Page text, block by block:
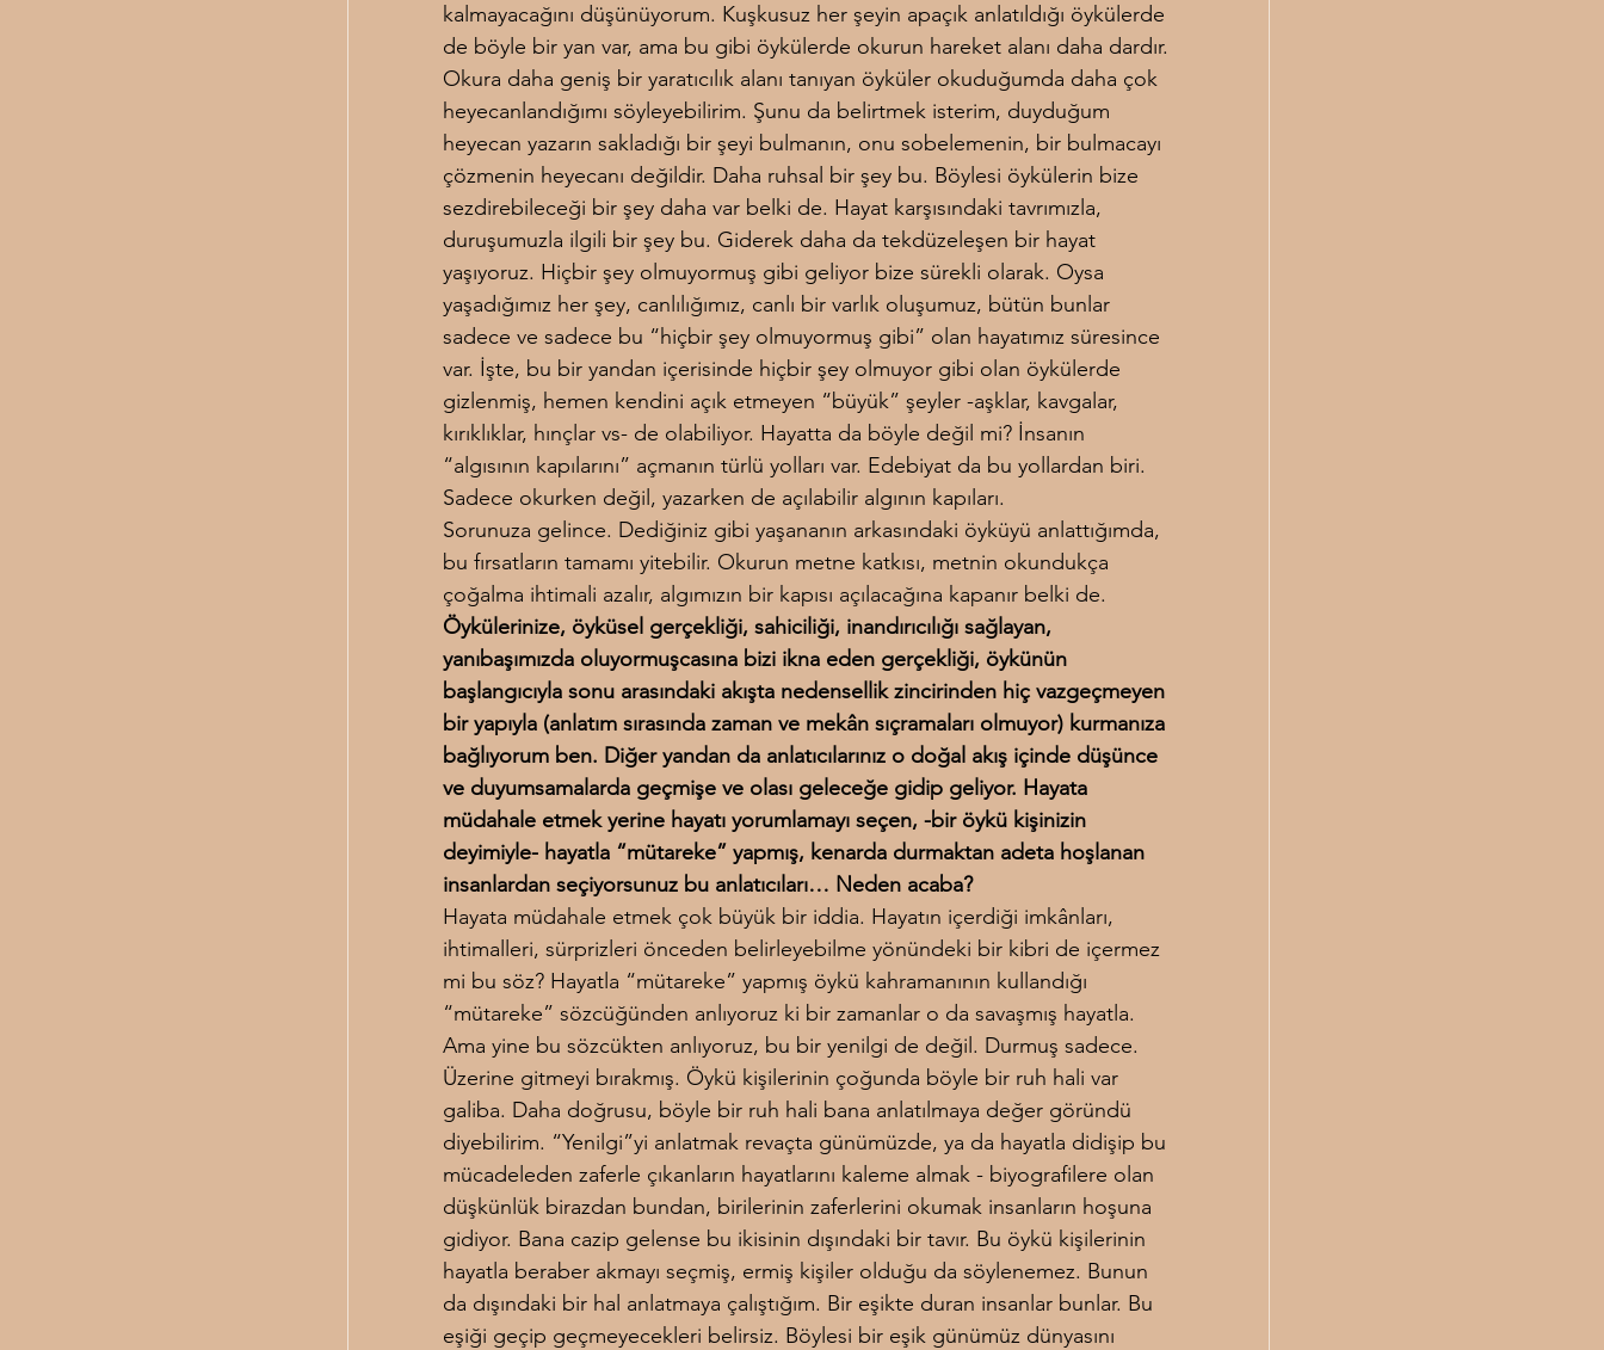
kalmayacağını düşünüyorum. Kuşkusuz her şeyin apaçık anlatıldığı öykülerde
de böyle bir yan var, ama bu gibi öykülerde okurun hareket alanı daha dardır.
Okura daha geniş bir yaratıcılık alanı tanıyan öyküler okuduğumda daha çok
heyecanlandığımı söyleyebilirim. Şunu da belirtmek isterim, duyduğum
heyecan yazarın sakladığı bir şeyi bulmanın, onu sobelemenin, bir bulmacayı
çözmenin heyecanı değildir. Daha ruhsal bir şey bu. Böylesi öykülerin bize
sezdirebileceği bir şey daha var belki de. Hayat karşısındaki tavrımızla,
duruşumuzla ilgili bir şey bu. Giderek daha da tekdüzeleşen bir hayat
yaşıyoruz. Hiçbir şey olmuyormuş gibi geliyor bize sürekli olarak. Oysa
yaşadığımız her şey, canlılığımız, canlı bir varlık oluşumuz, bütün bunlar
sadece ve sadece bu “hiçbir şey olmuyormuş gibi” olan hayatımız süresince
var. İşte, bu bir yandan içerisinde hiçbir şey olmuyor gibi olan öykülerde
gizlenmiş, hemen kendini açık etmeyen “büyük” şeyler -aşklar, kavgalar,
kırıklıklar, hınçlar vs- de olabiliyor. Hayatta da böyle değil mi? İnsanın
“algısının kapılarını” açmanın türlü yolları var. Edebiyat da bu yollardan biri.
Sadece okurken değil, yazarken de açılabilir algının kapıları.
Sorunuza gelince. Dediğiniz gibi yaşananın arkasındaki öyküyü anlattığımda,
bu fırsatların tamamı yitebilir. Okurun metne katkısı, metnin okundukça
çoğalma ihtimali azalır, algımızın bir kapısı açılacağına kapanır belki de.
Öykülerinize, öyküsel gerçekliği, sahiciliği, inandırıcılığı sağlayan,
yanıbaşımızda oluyormuşcasına bizi ikna eden gerçekliği, öykünün
başlangıcıyla sonu arasındaki akışta nedensellik zincirinden hiç vazgeçmeyen
bir yapıyla (anlatım sırasında zaman ve mekân sıçramaları olmuyor) kurmanıza
bağlıyorum ben. Diğer yandan da anlatıcılarınız o doğal akış içinde düşünce
ve duyumsamalarda geçmişe ve olası geleceğe gidip geliyor. Hayata
müdahale etmek yerine hayatı yorumlamayı seçen, -bir öykü kişinizin
deyimiyle- hayatla “mütareke” yapmış, kenarda durmaktan adeta hoşlanan
insanlardan seçiyorsunuz bu anlatıcıları… Neden acaba?
Hayata müdahale etmek çok büyük bir iddia. Hayatın içerdiği imkânları,
ihtimalleri, sürprizleri önceden belirleyebilme yönündeki bir kibri de içermez
mi bu söz? Hayatla “mütareke” yapmış öykü kahramanının kullandığı
“mütareke” sözcüğünden anlıyoruz ki bir zamanlar o da savaşmış hayatla.
Ama yine bu sözcükten anlıyoruz, bu bir yenilgi de değil. Durmuş sadece.
Üzerine gitmeyi bırakmış. Öykü kişilerinin çoğunda böyle bir ruh hali var
galiba. Daha doğrusu, böyle bir ruh hali bana anlatılmaya değer göründü
diyebilirim. “Yenilgi”yi anlatmak revaçta günümüzde, ya da hayatla didişip bu
mücadeleden zaferle çıkanların hayatlarını kaleme almak - biyografilere olan
düşkünlük birazdan bundan, birilerinin zaferlerini okumak insanların hoşuna
gidiyor. Bana cazip gelense bu ikisinin dışındaki bir tavır. Bu öykü kişilerinin
hayatla beraber akmayı seçmiş, ermiş kişiler olduğu da söylenemez. Bunun
da dışındaki bir hal anlatmaya çalıştığım. Bir eşikte duran insanlar bunlar. Bu
eşiği geçip geçmeyecekleri belirsiz. Böylesi bir eşik günümüz dünyasını